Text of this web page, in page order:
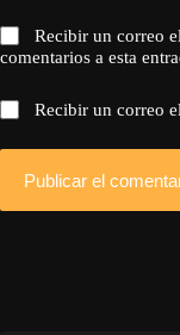
Recibir un correo
comentarios a esta
Recibir un correo
Publicar el